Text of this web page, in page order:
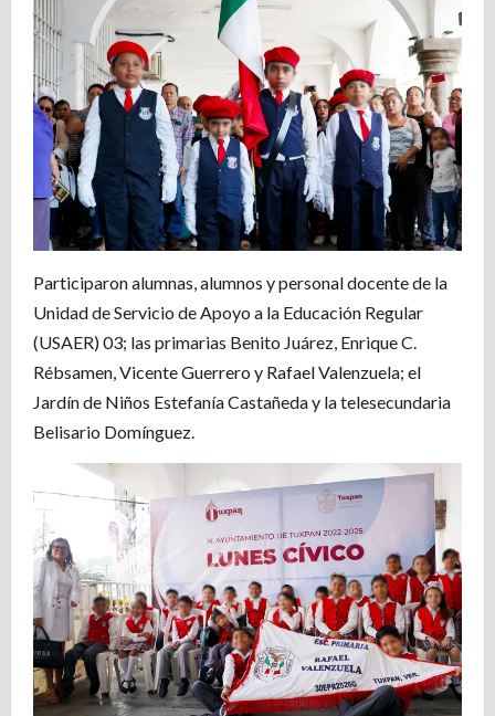
Participaron alumnas, alumnos y personal docente de la
Unidad de Servicio de Apoyo a la Educación Regular
(USAER) 03; las primarias Benito Juárez, Enrique C.
Rébsamen, Vicente Guerrero y Rafael Valenzuela; el
Jardín de Niños Estefanía Castañeda y la telesecundaria
Belisario Domínguez.